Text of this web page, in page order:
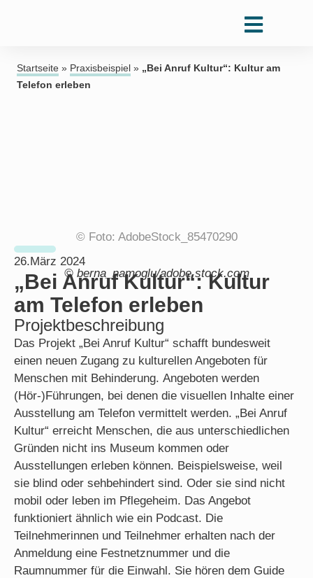
Startseite » Praxisbeispiel » „Bei Anruf Kultur“: Kultur am
Telefon erleben
© berna_namoglu/adobe.stock.com
© Foto: AdobeStock_85470290
26.März 2024
„Bei Anruf Kultur“: Kultur
am Telefon erleben
Projektbeschreibung
Das Projekt „Bei Anruf Kultur“ schafft bundesweit
einen neuen Zugang zu kulturellen Angeboten für
Menschen mit Behinderung. Angeboten werden
(Hör-)Führungen, bei denen die visuellen Inhalte einer
Ausstellung am Telefon vermittelt werden. „Bei Anruf
Kultur“ erreicht Menschen, die aus unterschiedlichen
Gründen nicht ins Museum kommen oder
Ausstellungen erleben können. Beispielsweise, weil
sie blind oder sehbehindert sind. Oder sie sind nicht
mobil oder leben im Pflegeheim. Das Angebot
funktioniert ähnlich wie ein Podcast. Die
Teilnehmerinnen und Teilnehmer erhalten nach der
Anmeldung eine Festnetznummer und die
Raumnummer für die Einwahl. Sie hören dem Guide